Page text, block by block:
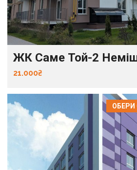
ЖК Саме Той-2
21.000₴